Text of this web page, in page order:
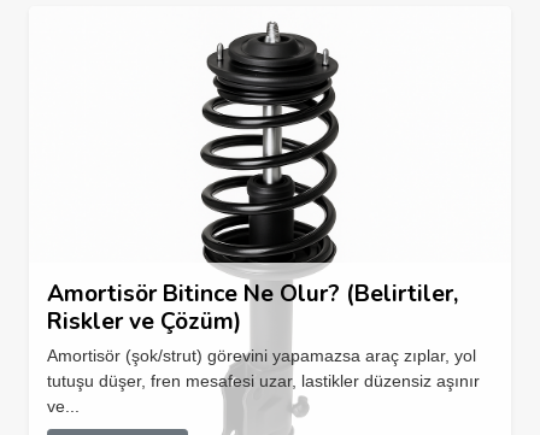
Amortisör Bitince Ne Olur? (Belirtiler,
Riskler ve Çözüm)
Amortisör (şok/strut) görevini yapamazsa araç zıplar, yol
tutuşu düşer, fren mesafesi uzar, lastikler düzensiz aşınır
ve...